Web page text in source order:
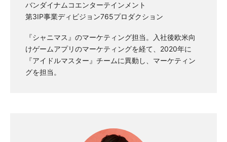
バンダイナムコエンターテインメント
第3IP事業ディビジョン765プロダクション
『シャニマス』のマーケティング担当。入社後欧米向
けゲームアプリのマーケティングを経て、2020年に
『アイドルマスター』チームに異動し、マーケティン
グを担当。